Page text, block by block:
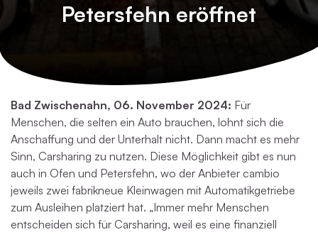
Petersfehn eröffnet
Bad Zwischenahn, 06. November 2024: Für
Menschen, die selten ein Auto brauchen, lohnt sich die
Anschaffung und der Unterhalt nicht. Dann macht es mehr
Sinn, Carsharing zu nutzen. Diese Möglichkeit gibt es nun
auch in Ofen und Petersfehn, wo der Anbieter cambio
jeweils zwei fabrikneue Kleinwagen mit Automatikgetriebe
zum Ausleihen platziert hat. „Immer mehr Menschen
entscheiden sich für Carsharing, weil es eine finanziell